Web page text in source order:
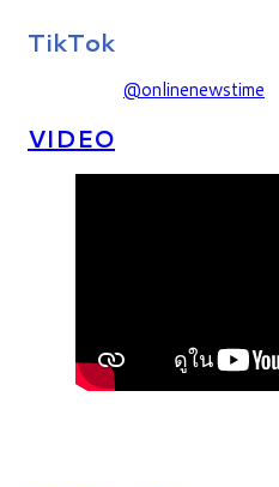
TikTok
@onlinenewstime
VIDEO